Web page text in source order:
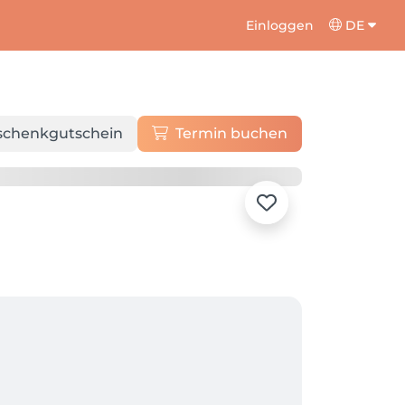
Einloggen DE
Termin buchen